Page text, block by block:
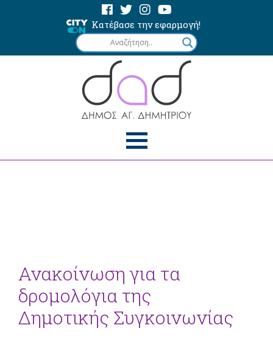
Κατέβασε την εφαρμογή!
Ανακοίνωση για τα
δρομολόγια της
Δημοτικής Συγκοινωνίας